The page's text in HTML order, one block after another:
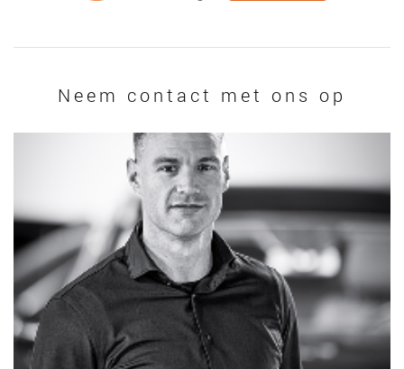
Neem contact met ons op